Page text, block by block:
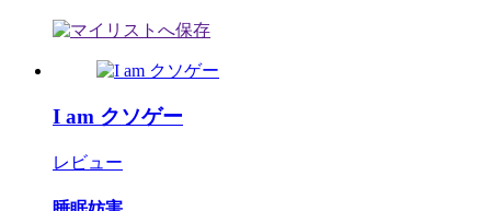
I am クソゲー
レビュー